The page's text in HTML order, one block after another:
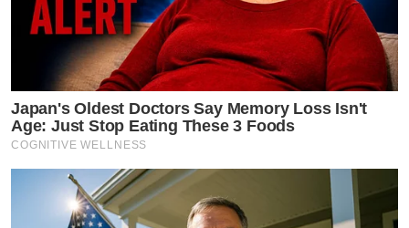
Japan's Oldest Doctors Say Me​mory Lo​ss Isn't
Age: Just Stop Eating These 3 Foods
COGNITIVE WELLNESS